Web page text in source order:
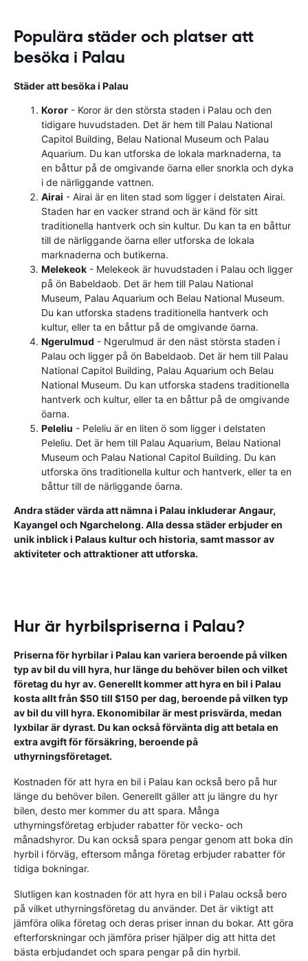
Populära städer och platser att
besöka i Palau
Städer att besöka i Palau
Koror - Koror är den största staden i Palau och den
tidigare huvudstaden. Det är hem till Palau National
Capitol Building, Belau National Museum och Palau
Aquarium. Du kan utforska de lokala marknaderna, ta
en båttur på de omgivande öarna eller snorkla och dyka
i de närliggande vattnen.
Airai - Airai är en liten stad som ligger i delstaten Airai.
Staden har en vacker strand och är känd för sitt
traditionella hantverk och sin kultur. Du kan ta en båttur
till de närliggande öarna eller utforska de lokala
marknaderna och butikerna.
Melekeok - Melekeok är huvudstaden i Palau och ligger
på ön Babeldaob. Det är hem till Palau National
Museum, Palau Aquarium och Belau National Museum.
Du kan utforska stadens traditionella hantverk och
kultur, eller ta en båttur på de omgivande öarna.
Ngerulmud - Ngerulmud är den näst största staden i
Palau och ligger på ön Babeldaob. Det är hem till Palau
National Capitol Building, Palau Aquarium och Belau
National Museum. Du kan utforska stadens traditionella
hantverk och kultur, eller ta en båttur på de omgivande
öarna.
Peleliu - Peleliu är en liten ö som ligger i delstaten
Peleliu. Det är hem till Palau Aquarium, Belau National
Museum och Palau National Capitol Building. Du kan
utforska öns traditionella kultur och hantverk, eller ta en
båttur till de närliggande öarna.
Andra städer värda att nämna i Palau inkluderar Angaur,
Kayangel och Ngarchelong. Alla dessa städer erbjuder en
unik inblick i Palaus kultur och historia, samt massor av
aktiviteter och attraktioner att utforska.
Hur är hyrbilspriserna i Palau?
Priserna för hyrbilar i Palau kan variera beroende på vilken
typ av bil du vill hyra, hur länge du behöver bilen och vilket
företag du hyr av. Generellt kommer att hyra en bil i Palau
kosta allt från $50 till $150 per dag, beroende på vilken typ
av bil du vill hyra. Ekonomibilar är mest prisvärda, medan
lyxbilar är dyrast. Du kan också förvänta dig att betala en
extra avgift för försäkring, beroende på
uthyrningsföretaget.
Kostnaden för att hyra en bil i Palau kan också bero på hur
länge du behöver bilen. Generellt gäller att ju längre du hyr
bilen, desto mer kommer du att spara. Många
uthyrningsföretag erbjuder rabatter för vecko- och
månadshyror. Du kan också spara pengar genom att boka din
hyrbil i förväg, eftersom många företag erbjuder rabatter för
tidiga bokningar.
Slutligen kan kostnaden för att hyra en bil i Palau också bero
på vilket uthyrningsföretag du använder. Det är viktigt att
jämföra olika företag och deras priser innan du bokar. Att göra
efterforskningar och jämföra priser hjälper dig att hitta det
bästa erbjudandet och spara pengar på din hyrbil.